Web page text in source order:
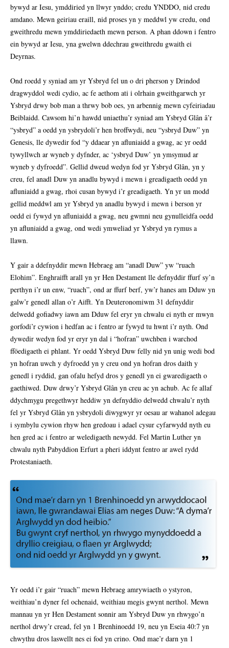
bywyd ar Iesu, ymddiried yn llwyr ynddo; credu YNDDO, nid credu
amdano. Mewn geiriau eraill, nid proses yn y meddwl yw credu, ond
gweithredu mewn ymddiriedaeth mewn person. A phan ddown i fentro
ein bywyd ar Iesu, yna gwelwn ddechrau gweithredu gwaith ei
Deyrnas.
Ond roedd y syniad am yr Ysbryd fel un o dri pherson y Drindod
dragwyddol wedi cydio, ac fe aethom ati i olrhain gweithgarwch yr
Ysbryd drwy bob man a thrwy bob oes, yn arbennig mewn cyfeiriadau
Beiblaidd. Cawsom hi’n hawdd uniaethu’r syniad am Ysbryd Glân â’r
“ysbryd” a oedd yn ysbrydoli’r hen broffwydi, neu “ysbryd Duw” yn
Genesis, lle dywedir fod “y ddaear yn afluniaidd a gwag, ac yr oedd
tywyllwch ar wyneb y dyfnder, ac ‘ysbryd Duw’ yn ymsymud ar
wyneb y dyfroedd”. Gellid dweud wedyn fod yr Ysbryd Glân, yn y
creu, fel anadl Duw yn anadlu bywyd i mewn i greadigaeth oedd yn
afluniaidd a gwag, rhoi cusan bywyd i’r greadigaeth. Yn yr un modd
gellid meddwl am yr Ysbryd yn anadlu bywyd i mewn i berson yr
oedd ei fywyd yn afluniaidd a gwag, neu gwmni neu gynulleidfa oedd
yn afluniaidd a gwag, ond wedi ymweliad yr Ysbryd yn rymus a
llawn.
Y gair a ddefnyddir mewn Hebraeg am “anadl Duw” yw “ruach
Elohim”. Enghraifft arall yn yr Hen Destament lle defnyddir ffurf sy’n
perthyn i’r un enw, “ruach”, ond ar ffurf berf, yw’r hanes am Dduw yn
galw’r genedl allan o’r Aifft. Yn Deuteronomiwm 31 defnyddir
delwedd gofiadwy iawn am Dduw fel eryr yn chwalu ei nyth er mwyn
gorfodi’r cywion i hedfan ac i fentro ar fywyd tu hwnt i’r nyth. Ond
dywedir wedyn fod yr eryr yn dal i “hofran” uwchben i warchod
fföedigaeth ei phlant. Yr oedd Ysbryd Duw felly nid yn unig wedi bod
yn hofran uwch y dyfroedd yn y creu ond yn hofran dros daith y
genedl i ryddid, gan ofalu hefyd dros y genedl yn ei gwaredigaeth o
gaethiwed. Duw drwy’r Ysbryd Glân yn creu ac yn achub. Ac fe allaf
ddychmygu pregethwyr heddiw yn defnyddio delwedd chwalu’r nyth
fel yr Ysbryd Glân yn ysbrydoli diwygwyr yr oesau ar wahanol adegau
i symbylu cywion rhyw hen gredoau i adael cysur cyfarwydd nyth eu
hen gred ac i fentro ar weledigaeth newydd. Fel Martin Luther yn
chwalu nyth Pabyddion Erfurt a pheri iddynt fentro ar awel rydd
Protestaniaeth.
Yr oedd i’r gair “ruach” mewn Hebraeg amrywiaeth o ystyron,
weithiau’n dyner fel ochenaid, weithiau megis gwynt nerthol. Mewn
mannau yn yr Hen Destament sonnir am Ysbryd Duw yn rhwygo’n
nerthol drwy’r cread, fel yn 1 Brenhinoedd 19, neu yn Eseia 40:7 yn
chwythu dros laswellt nes ei fod yn crino. Ond mae’r darn yn 1